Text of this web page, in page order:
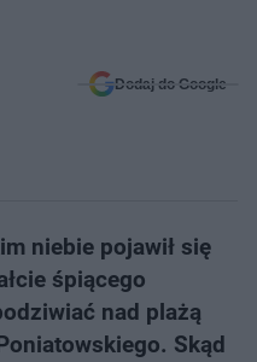
Dodaj do Google
niebie pojawił się
śpiącego
nad plażą
Skąd